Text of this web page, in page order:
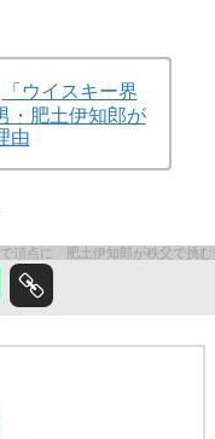
「ウイスキー界
・肥土伊知郎が
由
頂点に 肥土伊知郎が秩父で挑